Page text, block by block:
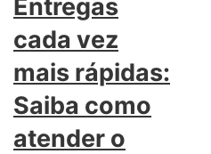
Entregas
cada vez
mais rápidas:
Saiba como
atender o